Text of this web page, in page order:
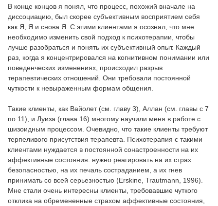
В конце концов я понял, что процесс, похожий вначале на
диссоциацию, был скорее субъективным восприятием себя
как Я, Я и снова Я. С этими клиентами я осознал, что мне
необходимо изменить свой подход к психотерапии, чтобы
лучше разобраться и понять их субъективный опыт. Каждый
раз, когда я концентрировался на когнитивном понимании или
поведенческих изменениях, происходил разрыв
терапевтических отношений. Они требовали постоянной
чуткости к невыраженным формам общения.
Такие клиенты, как Вайолет (см. главу 3), Аллан (см. главы с 7
по 11), и Луиза (глава 16) многому научили меня в работе с
шизоидным процессом. Очевидно, что такие клиенты требуют
терпеливого присутствия терапевта. Психотерапия с такими
клиентами нуждается в постоянной сонастроенности на их
аффективные состояния: нужно реагировать на их страх
безопасностью, на их печаль состраданием, а их гнев
принимать со всей серьезностью (Erskine, Trautmann, 1996).
Мне стали очень интересны клиенты, требовавшие чуткого
отклика на обремененные страхом аффективные состояния,